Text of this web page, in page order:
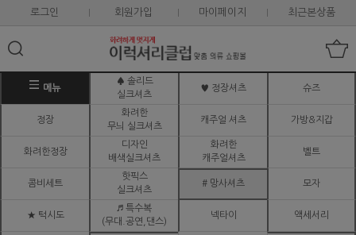
로그인 회원가입 마이페이지 최근본상품
메뉴
♠ 솔리드
실크셔츠
♥ 정장셔츠 슈즈
정장
화려한
무늬 실크셔츠
캐주얼 셔츠 가방&지갑
화려한정장
디자인
배색실크셔츠
화려한
캐주얼셔츠
벨트
콤비세트
핫픽스
실크셔츠
# 망사셔츠 모자
★ 턱시도
♬ 특수복
(무대.공연,댄스)
넥타이 액세서리